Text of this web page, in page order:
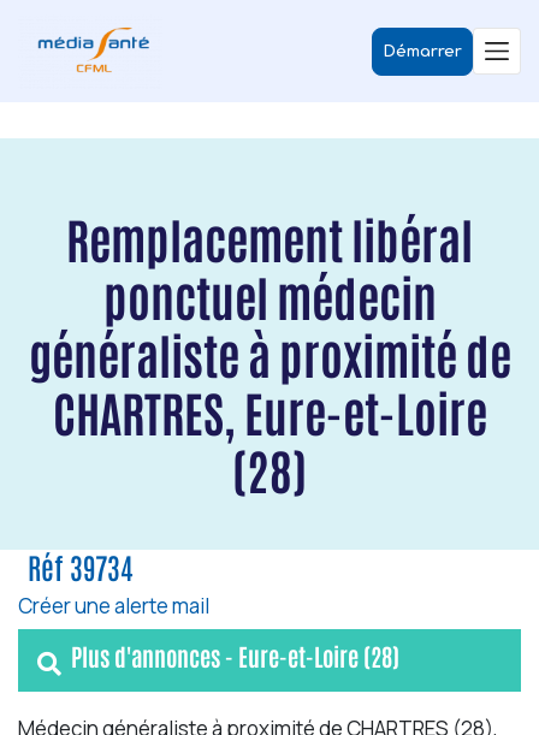
Démarrer
Remplacement libéral
ponctuel médecin
généraliste à proximité de
CHARTRES, Eure-et-Loire
(28)
Réf 39734
Créer une alerte mail
Plus d'annonces - Eure-et-Loire (28)
Médecin généraliste à proximité de CHARTRES (28),